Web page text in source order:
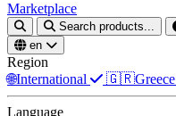
Marketplace
Search products...
en
Region
🌐International 🇬🇷Greece
Language